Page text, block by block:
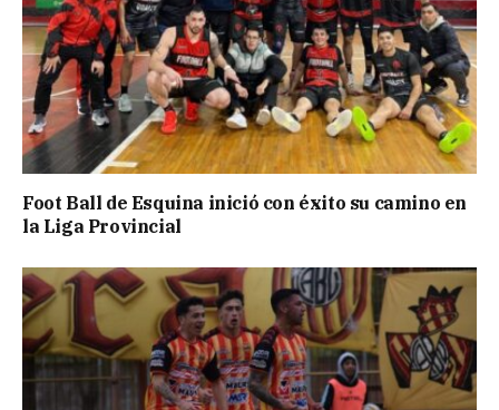
Foot Ball de Esquina inició con éxito su camino en
la Liga Provincial